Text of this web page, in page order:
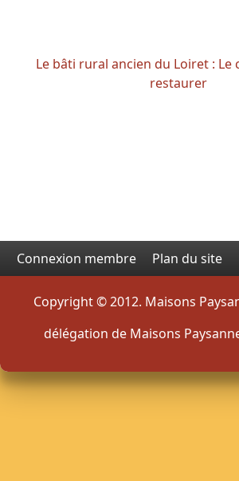
Le bâti rural ancien du Loiret : Le
restaurer
Connexion membre Plan du site
Copyright © 2012. Maisons
délégation de Maisons